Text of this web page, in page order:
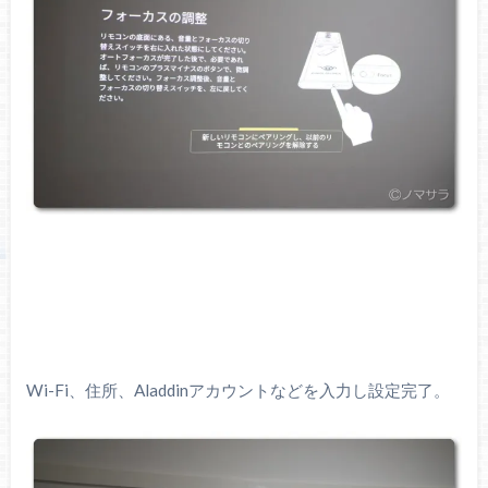
Wi-Fi、住所、Aladdinアカウントなどを入力し設定完了。